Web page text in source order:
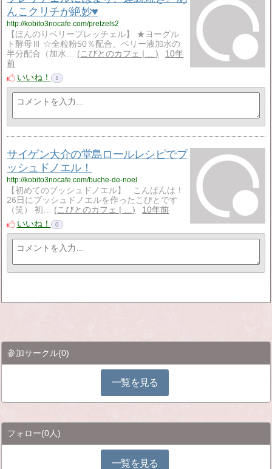
んこクリチが絶妙♥
http://kobito3nocafe.com/pretzels2
【ほんのりベリープレッチェル】 ★ヨーグル
ト酵母Ⅲ ☆全粒粉50％配合、ベリー液加水の
半分配合（加水…
こびとのカフェ | …
10年
前
いいね！
1
サイゲン大介の堂島ロールレシピでブ
ッシュドノエル！
http://kobito3nocafe.com/buche-de-noel
【初めてのブッシュドノエル】 こんばんは！
26日にブッシュドノエルを作ったこびとです
（笑） 初…
こびとのカフェ | …
10年前
いいね！
0
参加サークル(0)
一覧を見る
フォロー(0人)
一覧を見る